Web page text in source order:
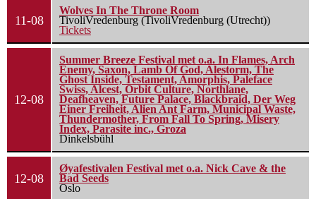
11-08
Wolves In The Throne Room
TivoliVredenburg (TivoliVredenburg (Utrecht))
Tickets
12-08
Summer Breeze Festival met o.a. In Flames, Arch
Enemy, Saxon, Lamb Of God, Alestorm, The
Ghost Inside, Testament, Amorphis, Paleface
Swiss, Alcest, Orbit Culture, Northlane,
Deafheaven, Future Palace, Blackbraid, Der Weg
Einer Freiheit, Alien Ant Farm, Municipal Waste,
Thundermother, From Fall To Spring, Misery
Index, Parasite inc., Groza
Dinkelsbühl
12-08
Øyafestivalen Festival met o.a. Nick Cave & the
Bad Seeds
Oslo